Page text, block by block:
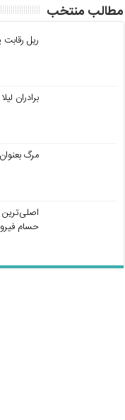
مطالب منتخب
ریل
برادران لیلا
مرگ
حسام